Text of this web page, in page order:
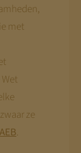
met
ze
.